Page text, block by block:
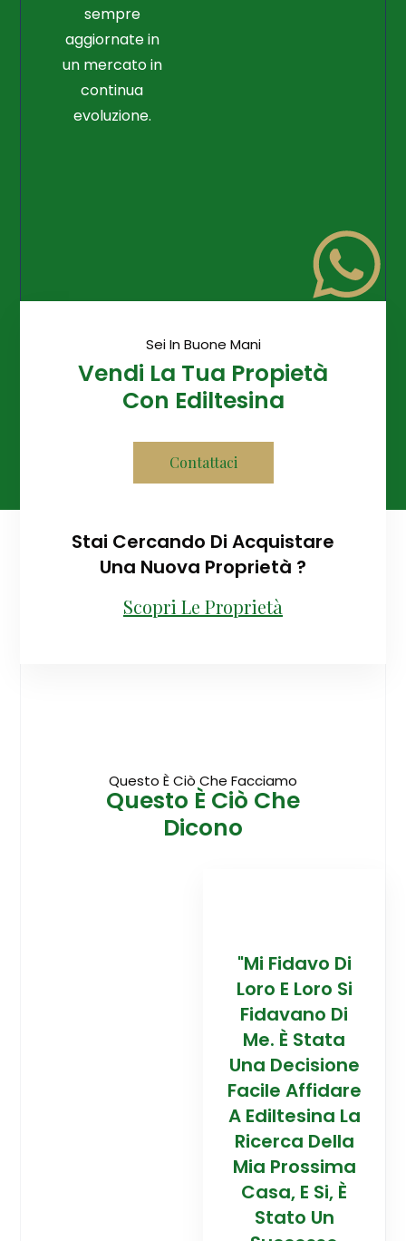
sempre
aggiornate in
un mercato in
continua
evoluzione.
Sei In Buone Mani
Vendi La Tua Propietà
Con Ediltesina
Contattaci
Stai Cercando Di Acquistare
Una Nuova Proprietà ?
Scopri Le Proprietà
Questo È Ciò Che Facciamo
Questo È Ciò Che
Dicono
"Mi Fidavo Di
Loro E Loro Si
Fidavano Di
Me. È Stata
Una Decisione
Facile Affidare
A Ediltesina La
Ricerca Della
Mia Prossima
Casa, E Si, È
Stato Un